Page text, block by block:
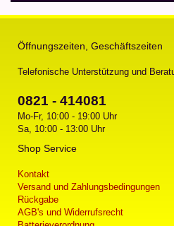
Öffnungszeiten, Geschäftszeiten
Telefonische Unterstützung und
0821 - 414081
Mo-Fr, 10:00 - 19:00 Uhr
Sa, 10:00 - 13:00 Uhr
Shop Service
Kontakt
Versand und Zahlungsbedingungen
Rückgabe
AGB's und Widerrufsrecht